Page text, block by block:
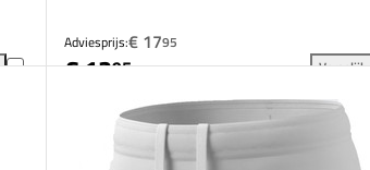
Adviesprijs:€ 1795
€ 1295
Vergelijk